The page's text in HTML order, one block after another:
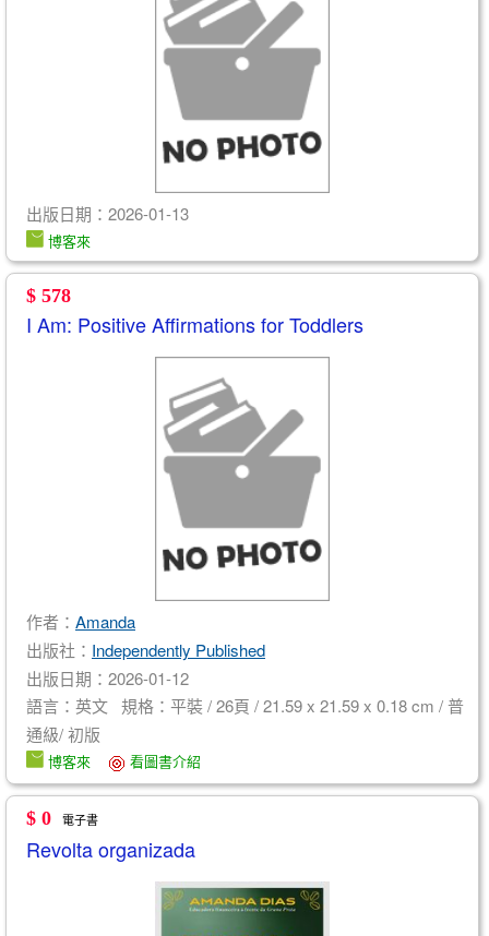
出版日期：2026-01-13
博客來
$ 578
I Am: Positive Affirmations for Toddlers
作者： Amanda
出版社： Independently Published
出版日期：2026-01-12
語言：英文 規格：平裝 / 26頁 / 21.59 x 21.59 x 0.18 cm / 普
通級/ 初版
博客來 看圖書介紹
$ 0 電子書
Revolta organizada